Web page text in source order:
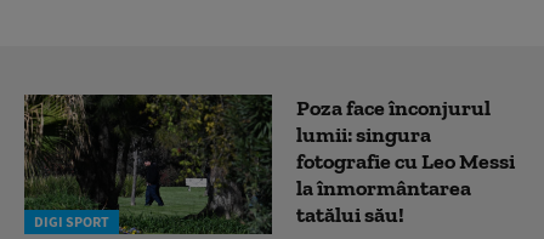
DIGI SPORT
Poza face înconjurul
lumii: singura
fotografie cu Leo Messi
la înmormântarea
tatălui său!